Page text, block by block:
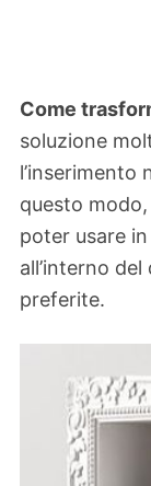
Come
soluzione
l’inserimento
questo
poter usare
all’interno
preferite.